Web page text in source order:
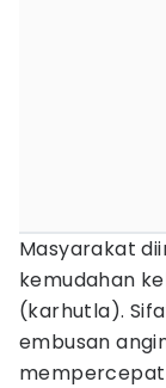
Masyarakat
kemudahan
(karhutla).
embusan